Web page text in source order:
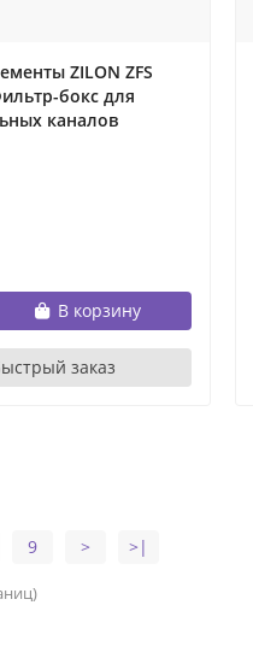
ZILON ZFS
бокс для
каналов
В корзину
заказ
9 > >|